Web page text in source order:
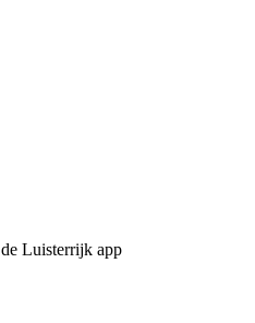
Luisterrijk app